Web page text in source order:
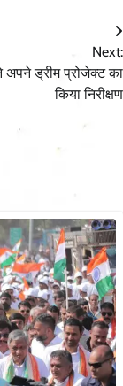
Next:
ने अपने ड्रीम प्रोजेक्ट का
किया निरीक्षण